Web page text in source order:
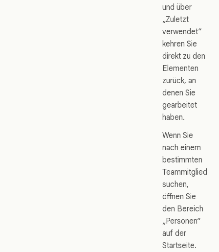
und über
„Zuletzt
verwendet“
kehren Sie
direkt zu den
Elementen
zurück, an
denen Sie
gearbeitet
haben.
Wenn Sie
nach einem
bestimmten
Teammitglied
suchen,
öffnen Sie
den Bereich
„Personen“
auf der
Startseite.